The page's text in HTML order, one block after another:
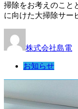
掃除をお考えのこと
に向けた大掃除サ
株式会社島電
お知らせ